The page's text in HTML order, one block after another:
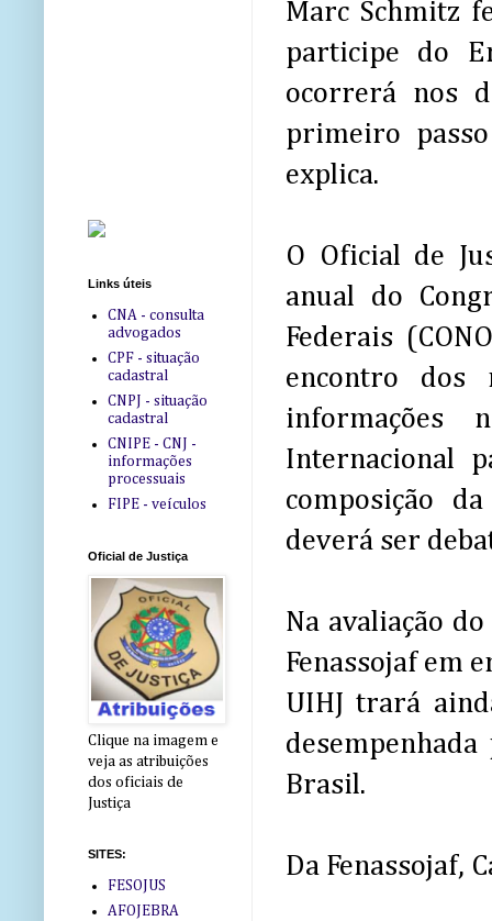
Marc Schmitz
participe do
ocorrerá nos
primeiro
explica.
O Oficial de
anual do
Federais
encontro dos
informações
Internacional
composição
deverá ser
Na avaliação
Fenassojaf em
UIHJ trará
Brasil.
Da Fenassojaf,
Links úteis
CNA - consulta
advogados
CPF - situação
cadastral
CNPJ - situação
cadastral
CNIPE - CNJ -
informações
processuais
FIPE - veículos
Oficial de Justiça
Clique na imagem e
veja as atribuições
dos oficiais de
Justiça
SITES:
FESOJUS
AFOJEBRA